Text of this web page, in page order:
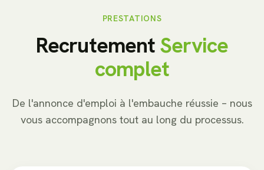
PRESTATIONS
RecrutementService
complet
De l'annonce d'emploi à l'embauche réussie – nous
vous accompagnons tout au long du processus.